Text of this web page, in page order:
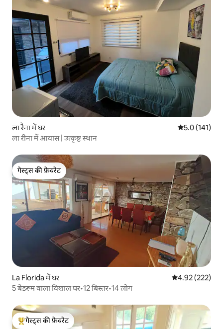
ला रैना में घर औसत रेटिंग 5 में
5.0 (141)
ला रीना में आवास | उत्कृष्ट स्थान
गेस्ट्स की फ़ेवरेट
गेस्ट्स की फ़ेवरेट
La Florida में घर औसत रेटिंग 5 में से
4.92 (222)
5 बेडरूम वाला विशाल घर•12 बिस्तर•14 लोग
गेस्ट्स का टॉप फ़ेवरेट
गेस्ट्स की फ़ेवरेट